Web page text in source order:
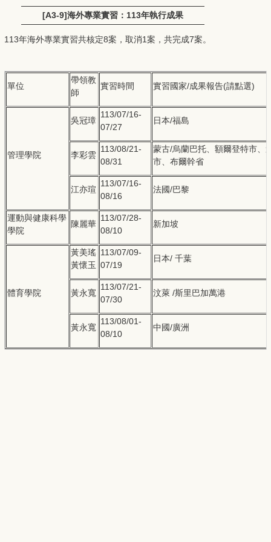
[A3-9]海外專業實習：113年執行成果
113年海外專業實習共核定8案，取消1案，共完成7案。
單位
帶領教
師
實習時間 實習國家/成果報告(請點選)
管理學院
吳冠璋
113/07/16-
07/27
日本/福島
李彩雲
113/08/21-
08/31
蒙古/烏蘭巴托、額爾登特市、
市、布爾幹省
江亦瑄
113/07/16-
08/16
法國/巴黎
運動與健康科學
學院
陳麗華
113/07/28-
08/10
新加坡
體育學院
黃美瑤
黃懷玉
113/07/09-
07/19
日本/ 千葉
黃永寬
113/07/21-
07/30
汶萊 /斯里巴加萬港
黃永寬
113/08/01-
08/10
中國/廣洲